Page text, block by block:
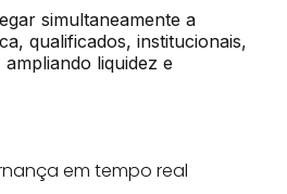
simultaneamente a
qualificados, institucionais,
liquidez e
em tempo real